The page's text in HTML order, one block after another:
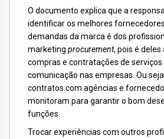
O documento explica que a
identificar os melhores
demandas da marca é dos
marketing procurement, pois é deles
compras e contratações de
comunicação nas empresas. Ou
contratos com agências e
monitoram para garantir o bom
funções.
Trocar experiências com outros